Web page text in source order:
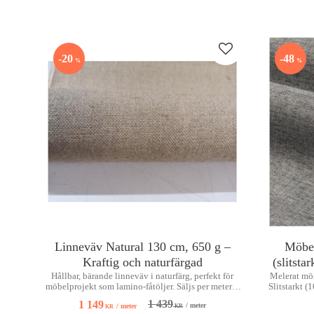
Linneväv Natural 130 cm, 650 g –
Kraftig och naturfärgad
Hållbar, bärande linneväv i naturfärg, perfekt för
möbelprojekt som lamino-fåtöljer. Säljs per meter –
1 149 KR / meter 1 439KR / meter
20 % Lägg till i favoriter
Melerat
Slitstarkt
48 %